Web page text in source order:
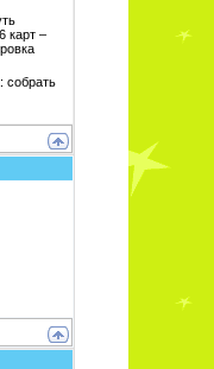
карт –
собрать